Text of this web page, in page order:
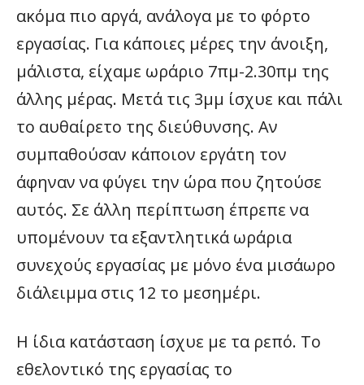
ακόμα πιο αργά, ανάλογα με το φόρτο
εργασίας. Για κάποιες μέρες την άνοιξη,
μάλιστα, είχαμε ωράριο 7πμ-2.30πμ της
άλλης μέρας. Μετά τις 3μμ ίσχυε και πάλι
το αυθαίρετο της διεύθυνσης. Αν
συμπαθούσαν κάποιον εργάτη τον
άφηναν να φύγει την ώρα που ζητούσε
αυτός. Σε άλλη περίπτωση έπρεπε να
υπομένουν τα εξαντλητικά ωράρια
συνεχούς εργασίας με μόνο ένα μισάωρο
διάλειμμα στις 12 το μεσημέρι.
Η ίδια κατάσταση ίσχυε με τα ρεπό. Το
εθελοντικό της εργασίας το